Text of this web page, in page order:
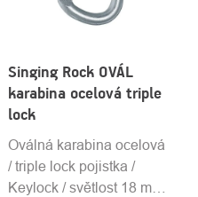
Singing Rock OVÁL
karabina ocelová triple
lock
Oválná karabina ocelová
/ triple lock pojistka /
Keylock / světlost 18 mm /